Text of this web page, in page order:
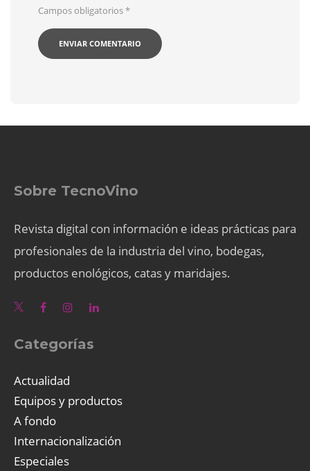
Campos obligatorios*
Sobre TecnoVino
Revista digital con información e ideas prácticas para
profesionales de la industria del vino, bodegas,
productos enológicos, catas y maridajes.
Categorías
Actualidad
Equipos y productos
A fondo
Internacionalización
Especiales